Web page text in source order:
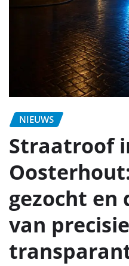
NIEUWS
Straatroof
gezocht en
van